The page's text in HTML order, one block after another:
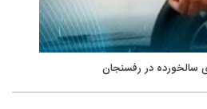
سالخورده در رفسنجان